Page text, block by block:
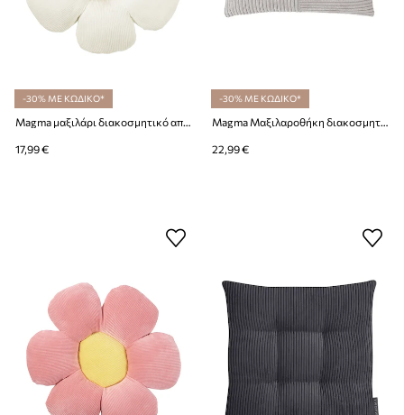
-30% ΜΕ ΚΩΔΙΚΟ*
Magma μαξιλάρι διακοσμητικό από πλαστικό 30 cm
17,99 €
-30% ΜΕ ΚΩΔΙΚΟ*
Magma Μαξιλαροθήκη διακοσμητική από πλαστικό 30 x 50 cm
22,99 €